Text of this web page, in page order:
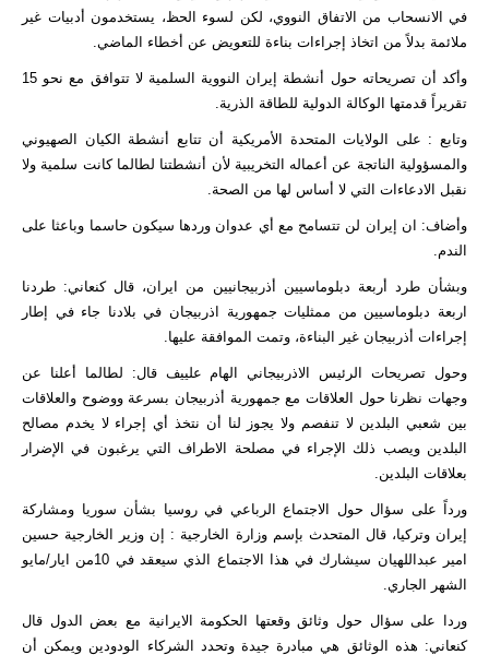
في الانسحاب من الاتفاق النووي، لكن لسوء الحظ، يستخدمون أدبيات غير
ملائمة بدلاً من اتخاذ إجراءات بناءة للتعويض عن أخطاء الماضي.
وأكد أن تصريحاته حول أنشطة إيران النووية السلمية لا تتوافق مع نحو 15
تقريراً قدمتها الوكالة الدولية للطاقة الذرية.
وتابع : على الولایات المتحدة الأمریکیة أن تتابع أنشطة الكيان الصهيوني
والمسؤولية الناتجة عن أعماله التخريبية لأن أنشطتنا لطالما كانت سلمية ولا
نقبل الادعاءات التي لا أساس لها من الصحة.
وأضاف: ان إيران لن تتسامح مع أي عدوان وردها سيكون حاسما وباعثا على
الندم.
وبشأن طرد أربعة دبلوماسيين أذربيجانيين من ايران، قال كنعاني: طردنا
اربعة دبلوماسيين من ممثليات جمهورية اذربيجان في بلادنا جاء في إطار
إجراءات أذربيجان غير البناءة، وتمت الموافقة عليها.
وحول تصريحات الرئيس الاذربيجاني الهام علييف قال: لطالما أعلنا عن
وجهات نظرنا حول العلاقات مع جمهورية أذربيجان بسرعة ووضوح والعلاقات
بين شعبي البلدين لا تنفصم ولا يجوز لنا أن نتخذ أي إجراء لا يخدم مصالح
البلدين ویصب ذلك الإجراء في مصلحة الاطراف التي يرغبون في الإضرار
بعلاقات البلدين.
ورداً على سؤال حول الاجتماع الرباعي في روسيا بشأن سوريا ومشاركة
إيران وتركيا، قال المتحدث بإسم وزارة الخارجية : إن وزير الخارجية حسين
امير عبداللهيان سيشارك في هذا الاجتماع الذي سيعقد في 10من ايار/مايو
الشهر الجاري.
وردا على سؤال حول وثائق وقعتها الحكومة الايرانية مع بعض الدول قال
كنعاني: هذه الوثائق هي مبادرة جيدة وتحدد الشركاء الودودين ويمكن أن